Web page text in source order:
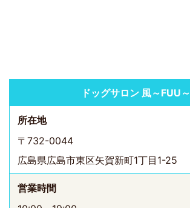
ドッグサロン 風～FUU～
所在地
〒732-0044
広島県広島市東区矢賀新町1丁目1-25
営業時間